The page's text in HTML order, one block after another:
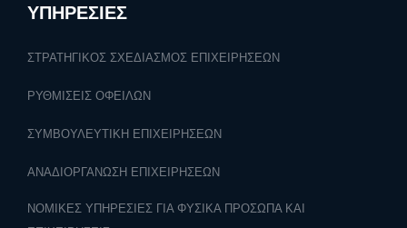
ΥΠΗΡΕΣΙΕΣ
ΣΤΡΑΤΗΓΙΚΟΣ ΣΧΕΔΙΑΣΜΟΣ ΕΠΙΧΕΙΡΗΣΕΩΝ
ΡΥΘΜΙΣΕΙΣ ΟΦΕΙΛΩΝ
ΣΥΜΒΟΥΛΕΥΤΙΚΗ ΕΠΙΧΕΙΡΗΣΕΩΝ
ΑΝΑΔΙΟΡΓΑΝΩΣΗ ΕΠΙΧΕΙΡΗΣΕΩΝ
ΝΟΜΙΚΕΣ ΥΠΗΡΕΣΙΕΣ ΓΙΑ ΦΥΣΙΚΑ ΠΡΟΣΩΠΑ ΚΑΙ